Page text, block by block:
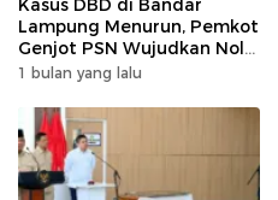
Kasus DBD di Bandar
Lampung Menurun, Pemkot
Genjot PSN Wujudkan Nol
Kematian
1 bulan yang lalu